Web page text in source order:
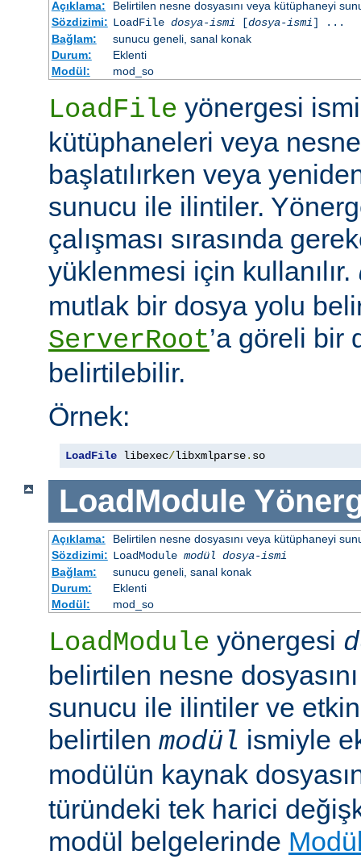
Açıklama:
Belirtilen nesne dosyasını veya kütüphaneyi
Sözdizimi: LoadFile dosya-ismi [dosya-ismi] ...
Bağlam:
sunucu geneli, sanal konak
Durum:
Eklenti
Modül:
mod_so
LoadFile yönergesi
kütüphaneleri veya
başlatılırken veya
sunucu ile ilintiler.
çalışması sırasında
yüklenmesi için kullanılır.
mutlak bir dosya yolu
ServerRoot’a göreli bir
belirtilebilir.
Örnek:
LoadFile libexec/libxmlparse. so
LoadModule
Açıklama:
Belirtilen nesne dosyasını veya kütüphaneyi
Sözdizimi: LoadModule modül dosya-ismi
Bağlam:
sunucu geneli, sanal konak
Durum:
Eklenti
Modül:
mod_so
LoadModule yönergesi
belirtilen nesne
sunucu ile ilintiler ve
belirtilen modül ismiyle
modülün kaynak
türündeki tek harici
modül belgelerinde